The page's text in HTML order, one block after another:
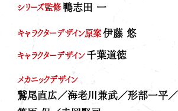
シリーズ監修 鴨志田 一
キャラクターデザイン原案 伊藤 悠
キャラクターデザイン 千葉道徳
メカニックデザイン
鷲尾直広／海老川兼武／形部一平／